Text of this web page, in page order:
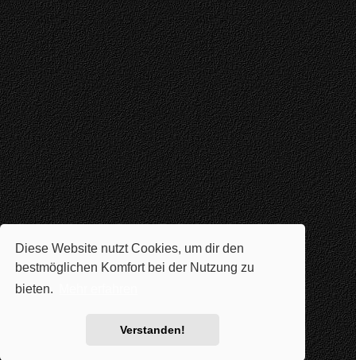
Diese Website nutzt Cookies, um dir den
bestmöglichen Komfort bei der Nutzung zu
bieten.
Verstanden!